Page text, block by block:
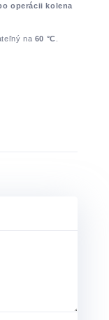
operácii kolena
na 60 °C